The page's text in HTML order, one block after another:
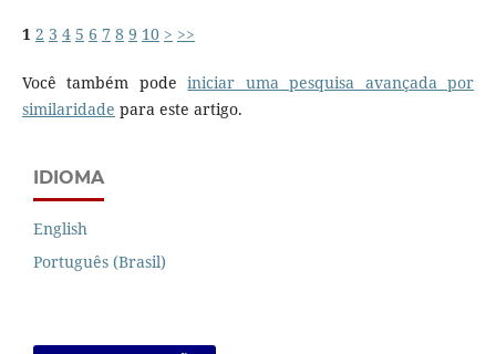
1 2 3 4 5 6 7 8 9 10 > >>
Você também podeiniciar uma pesquisa avançada por
similaridade para este artigo.
IDIOMA
English
Português (Brasil)